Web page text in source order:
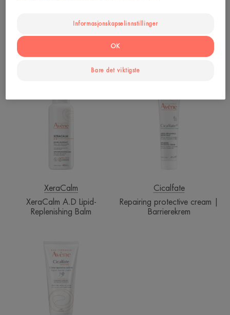
HYDRA-10 HYDRATING
CREAM | Fuktighetskrem
CONTROL Soothing skin
recovery Cream |
Fuktighetskrem til hypersensitiv
Balm
XeraCalm
XeraCalm A.D Lipid-
Replenishing Balm
cream
|
Barrierekrem
Cicalfate
Repairing protective cream |
Barrierekrem
Repair
Barrier
Cream
|
håndkrem
Informasjonskapselinnstillinger
Bare det viktigste
OK